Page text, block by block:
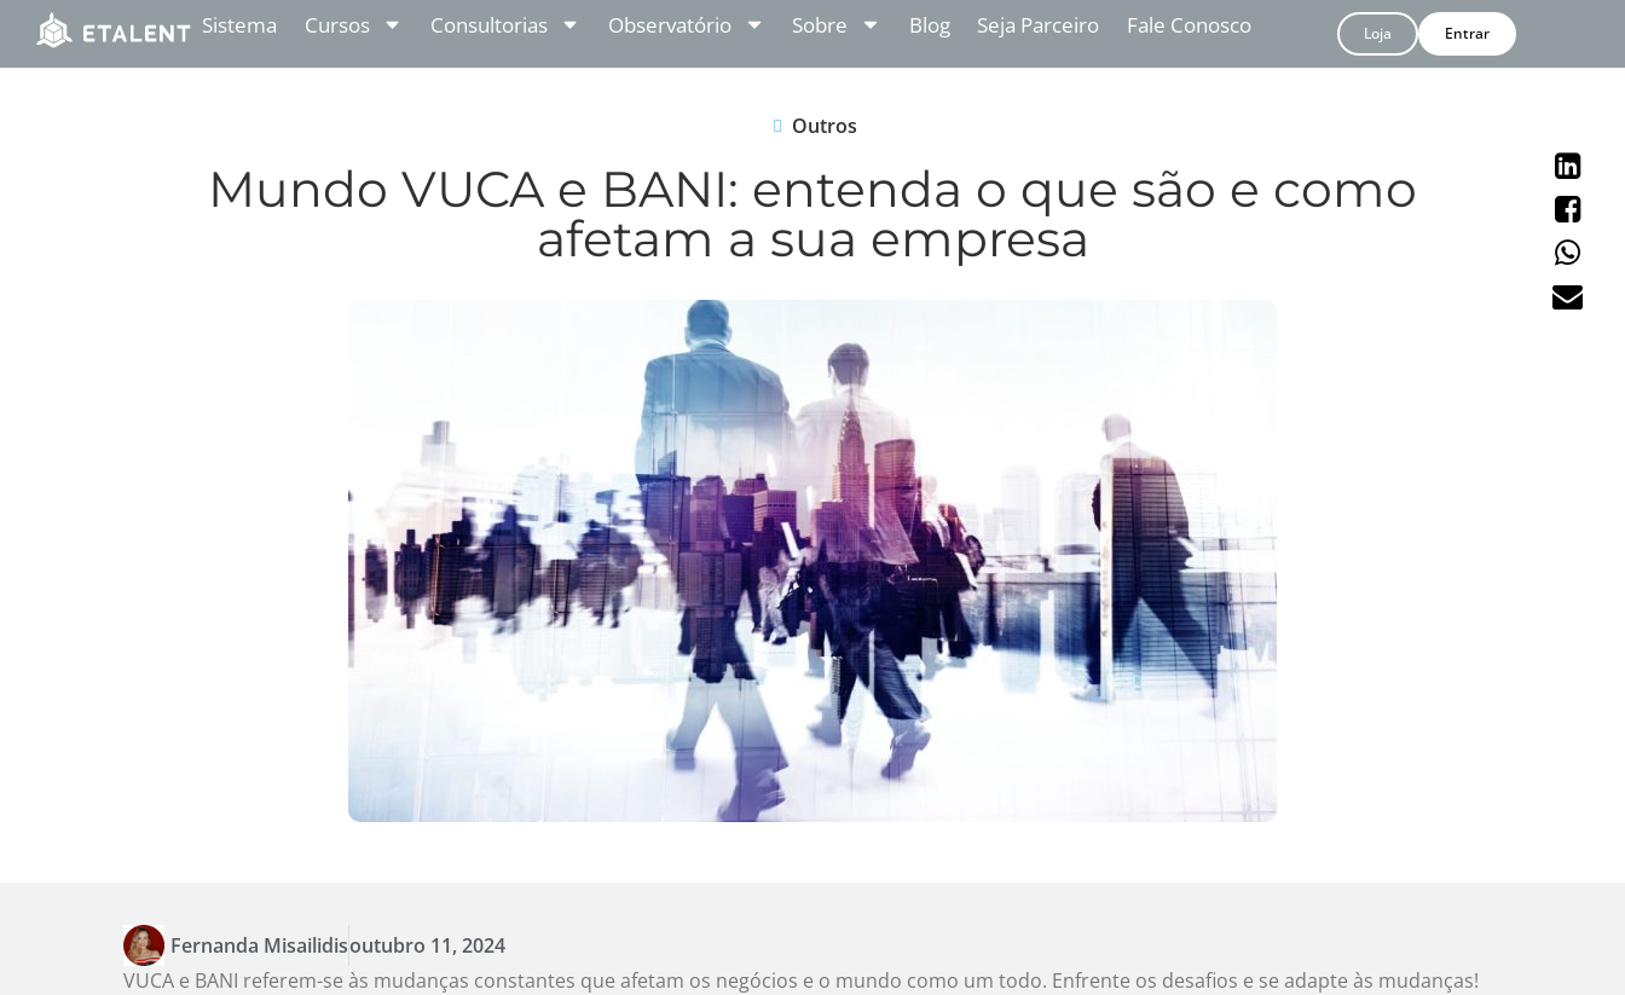
Sistema Cursos Consultorias Observatório Sobre Blog Seja Parceiro Fale Conosco Loja Entrar
Outros
Mundo VUCA e BANI: entenda o que são e como
afetam a sua empresa
Fernanda Misailidisoutubro 11, 2024
VUCA e BANI referem-se às mudanças constantes que afetam os negócios e o mundo como um todo. Enfrente os desafios e se adapte às mudanças!